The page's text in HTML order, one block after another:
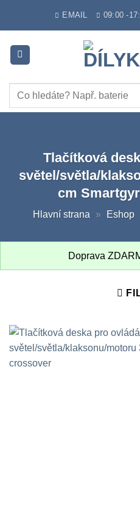
EMAIL 09:00 -
Hledat:
Tlačítková
světel/světla/
cm
Hlavní strana » Eshop
Doprava